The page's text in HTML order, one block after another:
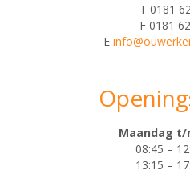
T 0181
F 0181
E
Maandag t/
08:45 –
13:15 –